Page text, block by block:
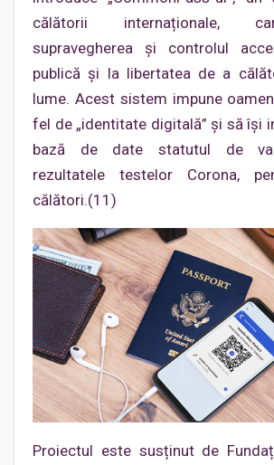
călătorii internaționale,
supravegherea și controlul
publică și la libertatea de a
lume. Acest sistem impune
fel de „identitate digitală” și să își
bază de date statutul de
rezultatele testelor Corona,
călători.(11)
Proiectul este susținut de